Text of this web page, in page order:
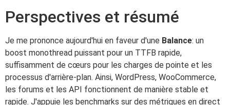
Perspectives et résumé
Je me prononce aujourd'hui en faveur d'une Balance: un
boost monothread puissant pour un TTFB rapide,
suffisamment de cœurs pour les charges de pointe et les
processus d'arrière-plan. Ainsi, WordPress, WooCommerce,
les forums et les API fonctionnent de manière stable et
rapide. J'appuie les benchmarks sur des métriques en direct